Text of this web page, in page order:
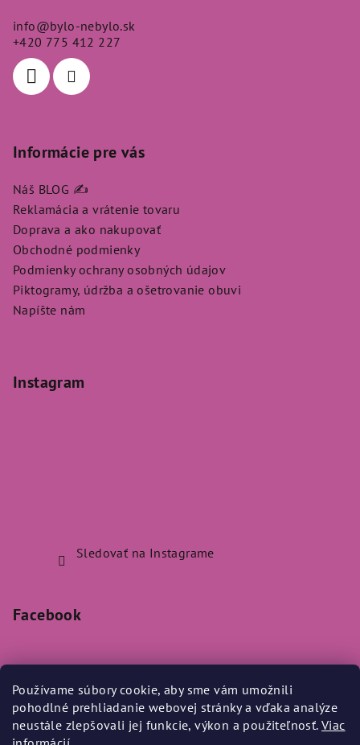
Používame súbory cookie, aby sme vám umožnili
pohodlné prehliadanie webovej stránky a vďaka analýze
neustále zlepšovali jej funkcie, výkon a použiteľnosť. Viac
info@bylo-nebylo.sk
+420 775 412 227
Informácie pre vás
Náš BLOG ✍️
Reklamácia a vrátenie tovaru
Doprava a ako nakupovať
Obchodné podmienky
Podmienky ochrany osobných údajov
Piktogramy, údržba a ošetrovanie obuvi
Napíšte nám
Instagram
Sledovať na Instagrame
Facebook
Prijímame online platby